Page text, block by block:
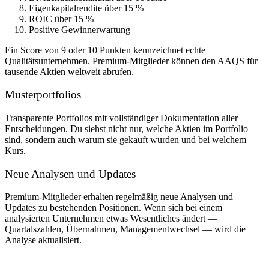
Eigenkapitalrendite über 15 %
ROIC über 15 %
Positive Gewinnerwartung
Ein Score von 9 oder 10 Punkten kennzeichnet echte
Qualitätsunternehmen. Premium-Mitglieder können den AAQS für
tausende Aktien weltweit abrufen.
Musterportfolios
Transparente Portfolios mit vollständiger Dokumentation aller
Entscheidungen. Du siehst nicht nur, welche Aktien im Portfolio
sind, sondern auch warum sie gekauft wurden und bei welchem
Kurs.
Neue Analysen und Updates
Premium-Mitglieder erhalten regelmäßig neue Analysen und
Updates zu bestehenden Positionen. Wenn sich bei einem
analysierten Unternehmen etwas Wesentliches ändert —
Quartalszahlen, Übernahmen, Managementwechsel — wird die
Analyse aktualisiert.